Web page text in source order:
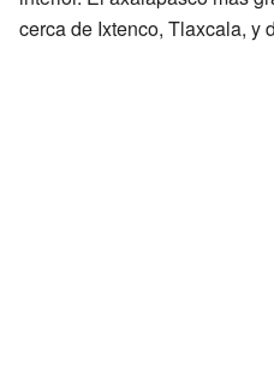
cerca de Ixtenco, Tlaxcala, y